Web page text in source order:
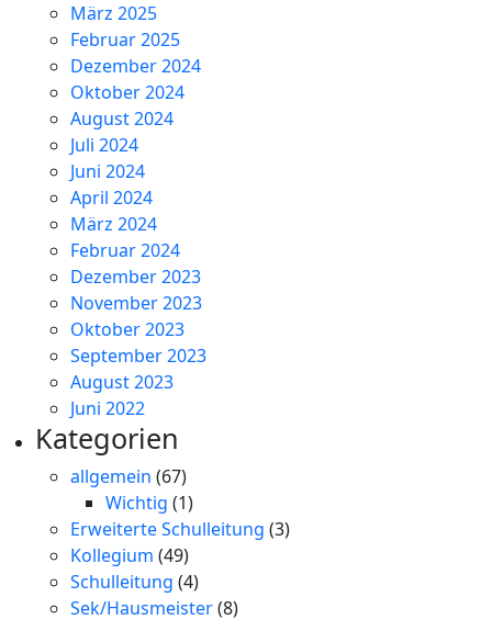
März 2025
Februar 2025
Dezember 2024
Oktober 2024
August 2024
Juli 2024
Juni 2024
April 2024
März 2024
Februar 2024
Dezember 2023
November 2023
Oktober 2023
September 2023
August 2023
Juni 2022
Kategorien
allgemein (67)
Wichtig (1)
Erweiterte Schulleitung (3)
Kollegium (49)
Schulleitung (4)
Sek/Hausmeister(8)